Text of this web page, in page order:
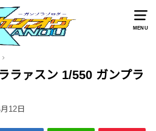
MENU
ラァスン 1/550 ガンプラ
12日